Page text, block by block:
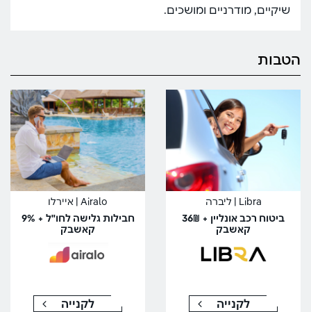
שיקיים, מודרניים ומושכים.
הטבות
Libra | ליברה
ביטוח רכב אונליין + 36₪
קאשבק
לקנייה
Airalo | איירלו
חבילות גלישה לחו"ל + 9%
קאשבק
לקנייה